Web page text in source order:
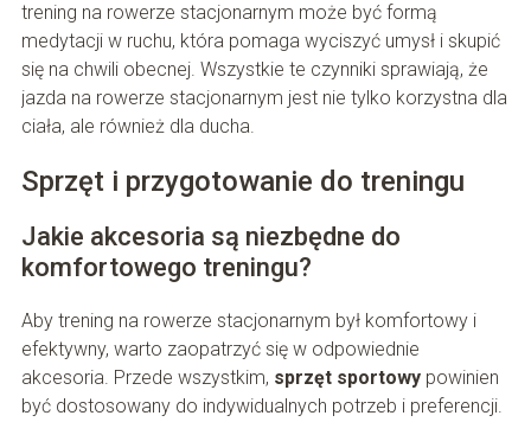
trening na rowerze stacjonarnym może być formą
medytacji w ruchu, która pomaga wyciszyć umysł i skupić
się na chwili obecnej. Wszystkie te czynniki sprawiają, że
jazda na rowerze stacjonarnym jest nie tylko korzystna dla
ciała, ale również dla ducha.
Sprzęt i przygotowanie do treningu
Jakie akcesoria są niezbędne do
komfortowego treningu?
Aby trening na rowerze stacjonarnym był komfortowy i
efektywny, warto zaopatrzyć się w odpowiednie
akcesoria. Przede wszystkim, sprzęt sportowypowinien
być dostosowany do indywidualnych potrzeb i preferencji.